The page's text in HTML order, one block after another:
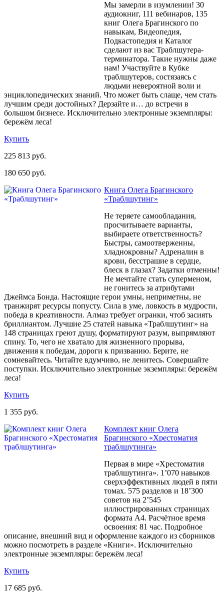
Мы замерли в изумлении! 30
аудиокниг, 111 вебинаров, 135
книг Олега Брагинского по
навыкам, Видеопедия,
Подкастопедия и Каталог
сделают из вас Траблшутера-
терминатора. Такие нужны даже
нам! Участвуйте в Кубке
траблшутеров, состязаясь с
людьми невероятной воли и
энциклопедических знаний. Что может быть слаще, чем стать
лучшим среди достойных? Дерзайте и… до встречи в
большом бизнесе. Исключительно электронные экземпляры:
бережём леса!
Купить
225 813 руб.
180 650 руб.
Книга Олега Брагинского
«Траблшутинг»
Не теряете самообладания,
просчитываете варианты,
выбираете ответственность?
Быстры, самоотверженны,
хладнокровны? Адреналин в
крови, бесстрашие в сердце,
блеск в глазах? Задатки отменны!
Не мечтайте стать суперменом,
не гонитесь за атрибутами
Джеймса Бонда. Настоящие герои умны, неприметны, не
транжирят ресурсы попусту. Сила в уме, ловкость в мудрости,
победа в креативности. Алмаз требует огранки, чтоб засиять
бриллиантом. Лучшие 25 статей навыка «Траблшутинг» на
148 страницах греют душу, форматируют разум, выпрямляют
спину. То, чего не хватало для жизненного прорыва,
движения к победам, дороги к призванию. Берите, не
сомневайтесь. Читайте вдумчиво, не ленитесь. Совершайте
поступки. Исключительно электронные экземпляры: бережём
леса!
Купить
1 355 руб.
Комплект книг Олега
Брагинского «Хрестоматия
траблшутинга»
Первая в мире «Хрестоматия
траблшутинга». 1’070 навыков
сверхэффективных людей в пяти
томах. 575 разделов и 18’300
советов на 2’545
иллюстрированных страницах
формата А4. Расчётное время
освоения: 81 час. Подробное
описание, внешний вид и оформление каждого из сборников
можно посмотреть в разделе «Книги». Исключительно
электронные экземпляры: бережём леса!
Купить
17 685 руб.